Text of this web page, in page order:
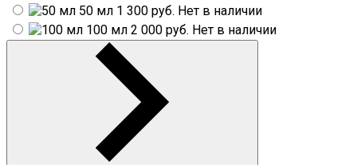
50 мл 1 300 руб. Нет в наличии
100 мл 2 000 руб. Нет в наличии